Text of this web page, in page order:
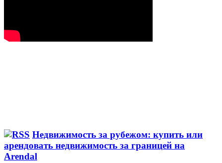
Недвижимость за рубежом: купить или
арендовать недвижимость за границей на
Arendal